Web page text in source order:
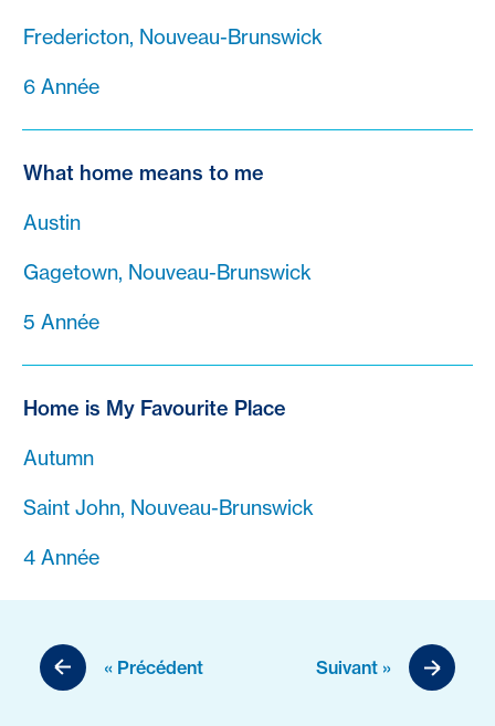
Fredericton, Nouveau-Brunswick
6 Année
What home means to me
Austin
Gagetown, Nouveau-Brunswick
5 Année
Home is My Favourite Place
Autumn
Saint John, Nouveau-Brunswick
4 Année
« Précédent Suivant »